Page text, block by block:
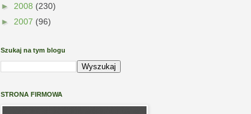
► 2008 (230)
► 2007 (96)
Szukaj na tym blogu
STRONA FIRMOWA